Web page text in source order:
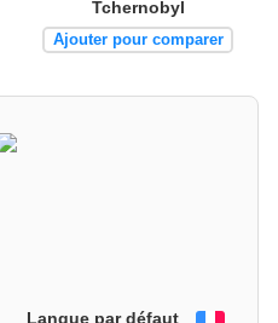
Tchernobyl
Ajouter pour comparer
Langue par défaut